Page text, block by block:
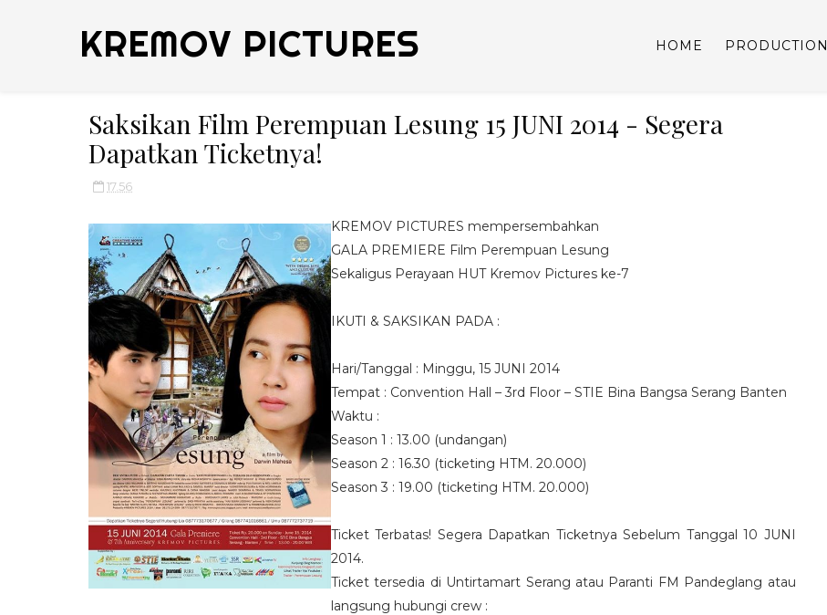
KREMOV PICTURES HOME PRODUCTION
Saksikan Film Perempuan Lesung 15 JUNI 2014 - Segera
Dapatkan Ticketnya!
17.56
KREMOV PICTURES mempersembahkan
GALA PREMIERE Film Perempuan Lesung
Sekaligus Perayaan HUT Kremov Pictures ke-7
IKUTI & SAKSIKAN PADA :
Hari/Tanggal : Minggu, 15 JUNI 2014
Tempat : Convention Hall – 3rd Floor – STIE Bina Bangsa Serang Banten
Waktu :
Season 1 : 13.00 (undangan)
Season 2 : 16.30 (ticketing HTM. 20.000)
Season 3 : 19.00 (ticketing HTM. 20.000)
Ticket Terbatas! Segera Dapatkan Ticketnya Sebelum Tanggal 10 JUNI
2014.
Ticket tersedia di Untirtamart Serang atau Paranti FM Pandeglang atau
langsung hubungi crew :